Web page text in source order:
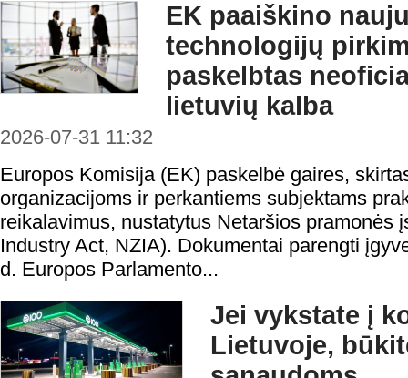
EK paaiškino
technologijų
paskelbtas
lietuvių kalba
2026-07-31 11:32
Europos Komisija (EK) paskelbė gaires,
organizacijoms ir perkantiems subjektams
reikalavimus, nustatytus Netaršios pramonės
Industry Act, NZIA). Dokumentai parengti
d. Europos Parlamento...
Jei vykstate į
Lietuvoje,